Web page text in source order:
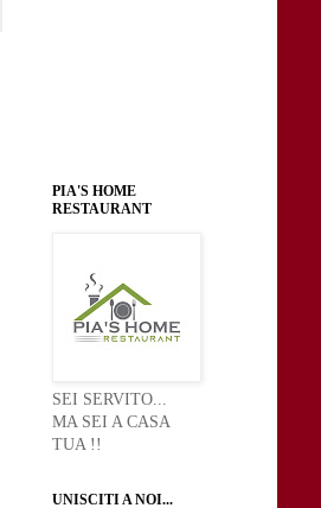
PIA'S HOME
RESTAURANT
SEI SERVITO...
MA SEI A CASA
TUA !!
UNISCITI A NOI...